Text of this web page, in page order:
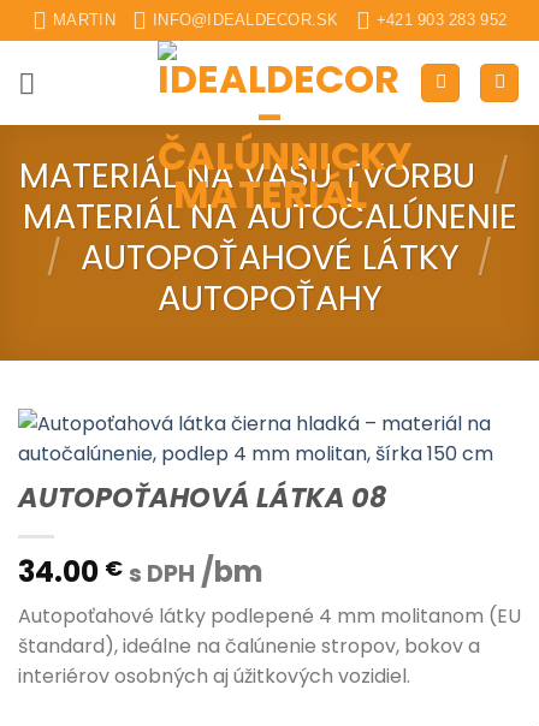
Skip
to
content
MARTIN INFO@IDEALDECOR.SK +421 903 283 952
MATERIÁL NA VAŠU TVORBU /
MATERIÁL NA AUTOČALÚNENIE
/ AUTOPOŤAHOVÉ LÁTKY /
AUTOPOŤAHY
AUTOPOŤAHOVÁ LÁTKA 08
34.00 € s DPH /bm
Autopoťahové látky podlepené 4 mm molitanom (EU
štandard), ideálne na čalúnenie stropov, bokov a
interiérov osobných aj úžitkových vozidiel.